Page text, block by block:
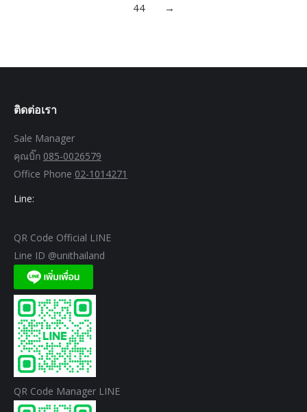
44
→
ติดต่อเรา
Sale Manager
คุณบิ๊ก 085-0026579
Office Phone 02-1014271
Line:
QR Code Official LINE
Line ID @unithailand
QR Code Manager LINE